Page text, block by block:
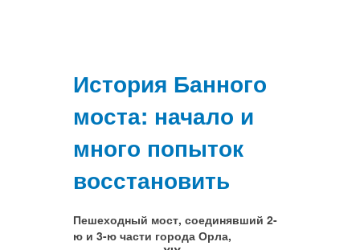
История Банного
моста: начало и
много попыток
восстановить
Пешеходный мост, соединявший 2-
ю и 3-ю части города Орла,